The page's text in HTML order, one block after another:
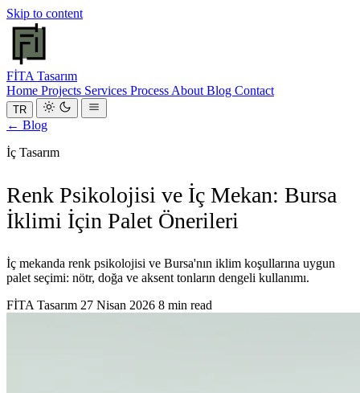
Skip to content
FİTA Tasarım
Home Projects Services Process About Blog Contact
TR
← Blog
İç Tasarım
Renk Psikolojisi ve İç Mekan: Bursa
İklimi İçin Palet Önerileri
İç mekanda renk psikolojisi ve Bursa'nın iklim koşullarına uygun
palet seçimi: nötr, doğa ve aksent tonların dengeli kullanımı.
FİTA Tasarım 27 Nisan 2026 8 min read